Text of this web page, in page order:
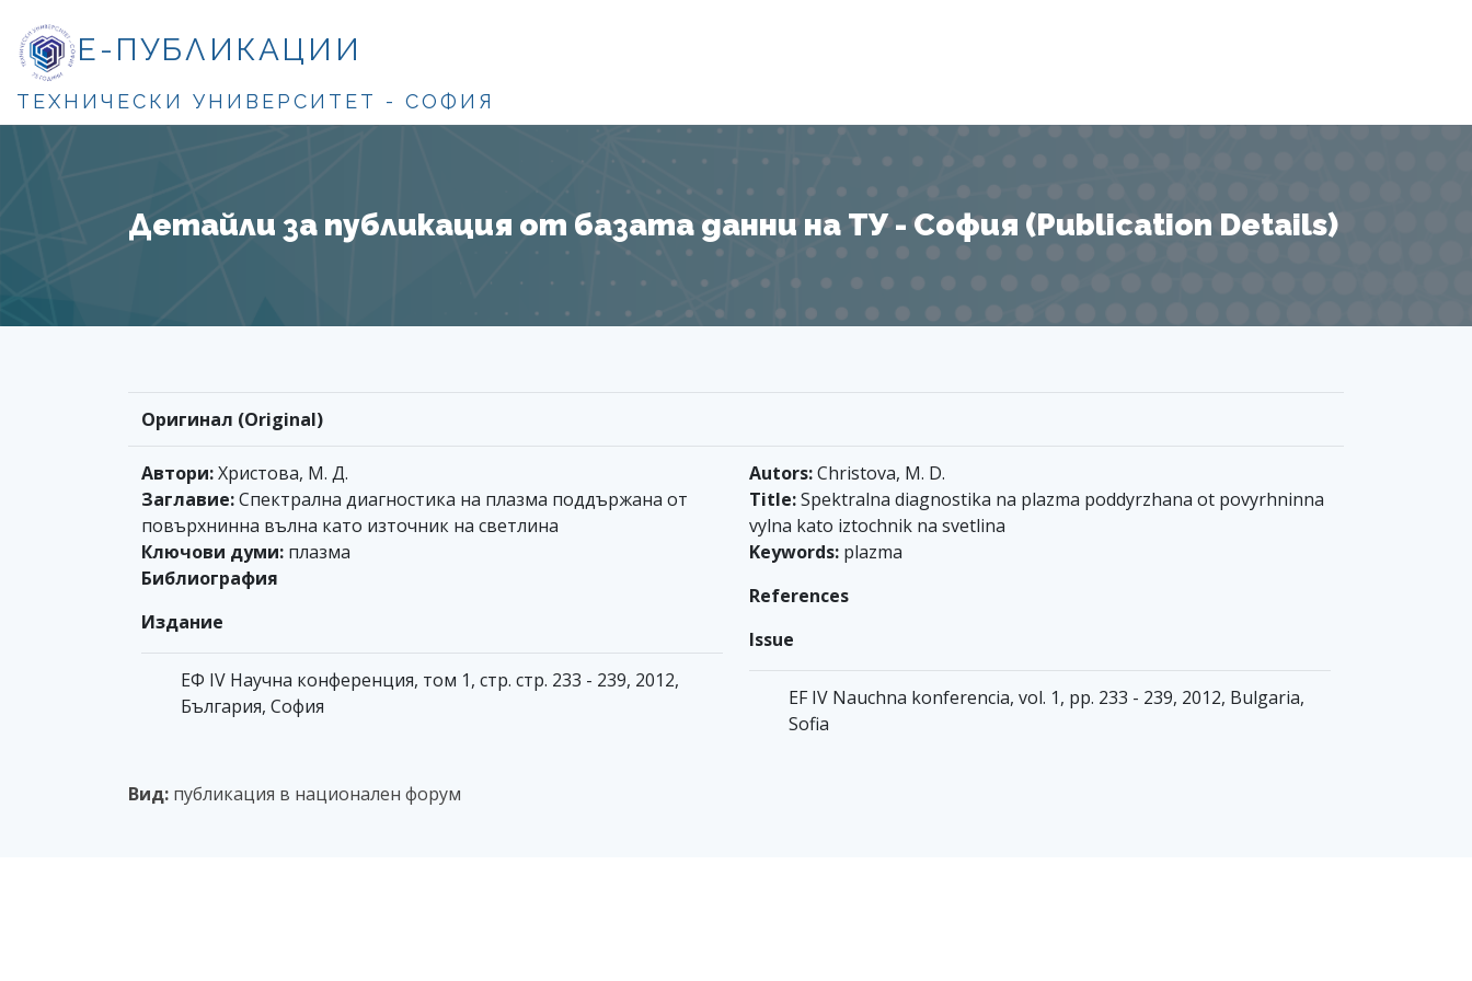
Е-ПУБЛИКАЦИИ
ТЕХНИЧЕСКИ УНИВЕРСИТЕТ - СОФИЯ
Детайли за публикация от базата данни на ТУ - София (Publication Details)
Оригинал (Original)
Автори:Христова, М. Д.
Заглавие:Спектрална диагностика на плазма поддържана от
повърхнинна вълна като източник на светлина
Ключови думи: плазма
Библиография
Издание
ЕФ IV Научна конференция, том 1, стр. стр. 233 - 239, 2012,
България, София
Autors:Christova, M. D.
Title:Spektralna diagnostika na plazma poddyrzhana ot povyrhninna
vylna kato iztochnik na svetlina
Keywords: plazma
References
Issue
EF IV Nauchna konferencia, vol. 1, pp. 233 - 239, 2012, Bulgaria,
Sofia
Вид: публикация в национален форум